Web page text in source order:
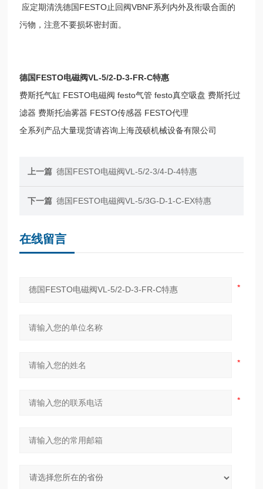
应定期清洗德国FESTO止回阀VBNF系列内外及衔吸合面的
污物，注意不要损坏密封面。
德国FESTO电磁阀VL-5/2-D-3-FR-C特惠
费斯托气缸 FESTO电磁阀 festo气管 festo真空吸盘 费斯托过
滤器 费斯托油雾器 FESTO传感器 FESTO代理
全系列产品大量现货请咨询上海茂硕机械设备有限公司
上一篇 德国FESTO电磁阀VL-5/2-3/4-D-4特惠
下一篇 德国FESTO电磁阀VL-5/3G-D-1-C-EX特惠
在线留言